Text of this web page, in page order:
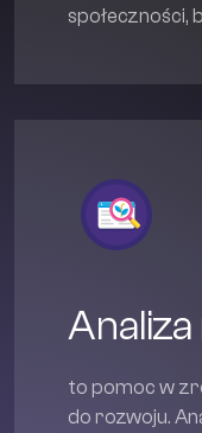
społeczności,
to pomoc w
do rozwoju.